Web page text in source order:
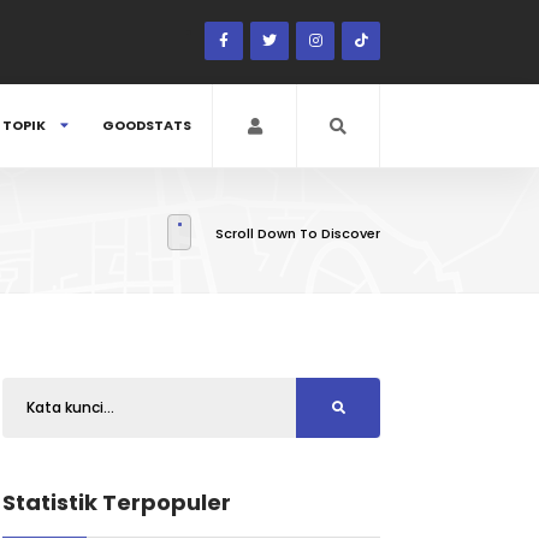
TOPIK GOODSTATS
Scroll Down To Discover
Statistik Terpopuler